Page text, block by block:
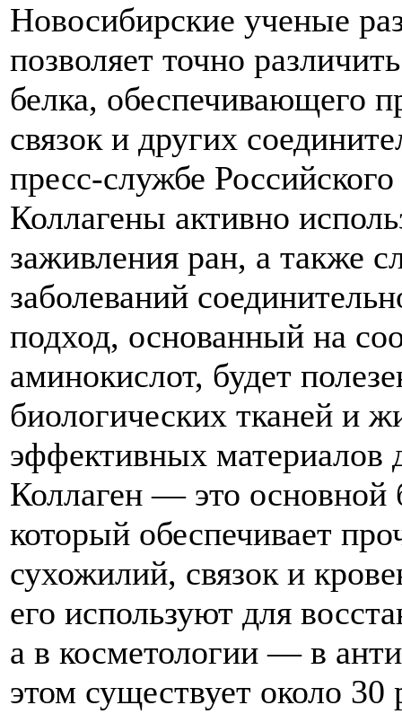
Новосибирские ученые
позволяет точно
белка, обеспечивающего
связок и других
пресс-службе
Коллагены активно
заживления ран, а также
заболеваний
подход, основанный на
аминокислот, будет
биологических тканей и
эффективных материалов
Коллаген — это основной
который обеспечивает
сухожилий, связок и
его используют для
а в косметологии — в
этом существует около 30